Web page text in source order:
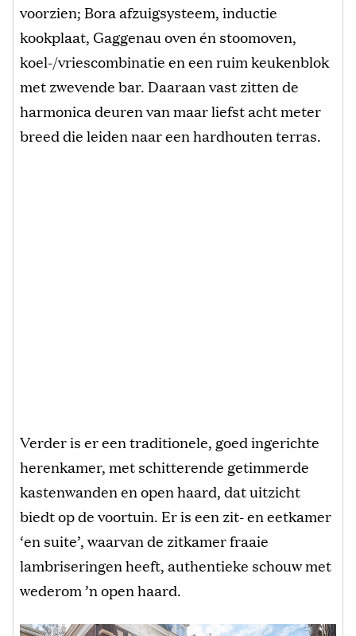
voorzien; Bora afzuigsysteem, inductie
kookplaat, Gaggenau oven én stoomoven,
koel-/vriescombinatie en een ruim keukenblok
met zwevende bar. Daaraan vast zitten de
harmonica deuren van maar liefst acht meter
breed die leiden naar een hardhouten terras.
Verder is er een traditionele, goed ingerichte
herenkamer, met schitterende getimmerde
kastenwanden en open haard, dat uitzicht
biedt op de voortuin. Er is een zit- en eetkamer
‘en suite’, waarvan de zitkamer fraaie
lambriseringen heeft, authentieke schouw met
wederom ’n open haard.